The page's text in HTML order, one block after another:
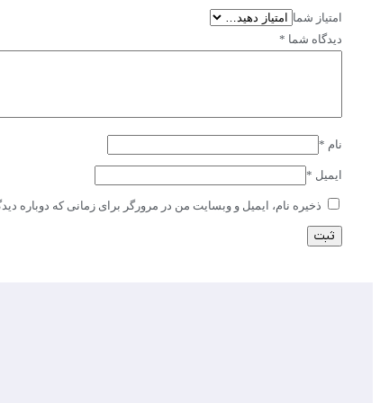
امتیاز شما
دیدگاه شما *
نام *
ایمیل *
ذخیره نام، ایمیل و وبسایت من در مرورگر برای زمانی که دوباره